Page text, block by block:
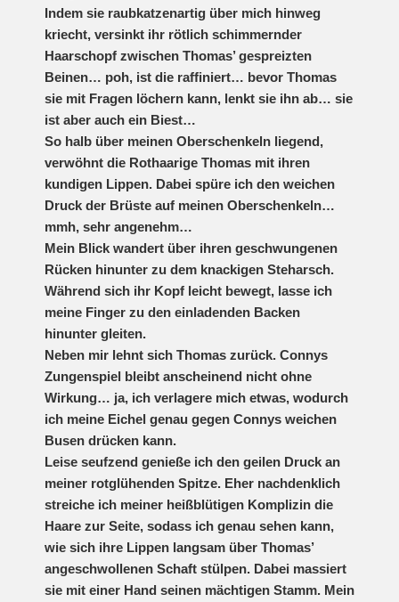
Indem sie raubkatzenartig über mich hinweg
kriecht, versinkt ihr rötlich schimmernder
Haarschopf zwischen Thomas’ gespreizten
Beinen… poh, ist die raffiniert… bevor Thomas
sie mit Fragen löchern kann, lenkt sie ihn ab… sie
ist aber auch ein Biest…
So halb über meinen Oberschenkeln liegend,
verwöhnt die Rothaarige Thomas mit ihren
kundigen Lippen. Dabei spüre ich den weichen
Druck der Brüste auf meinen Oberschenkeln…
mmh, sehr angenehm…
Mein Blick wandert über ihren geschwungenen
Rücken hinunter zu dem knackigen Steharsch.
Während sich ihr Kopf leicht bewegt, lasse ich
meine Finger zu den einladenden Backen
hinunter gleiten.
Neben mir lehnt sich Thomas zurück. Connys
Zungenspiel bleibt anscheinend nicht ohne
Wirkung… ja, ich verlagere mich etwas, wodurch
ich meine Eichel genau gegen Connys weichen
Busen drücken kann.
Leise seufzend genieße ich den geilen Druck an
meiner rotglühenden Spitze. Eher nachdenklich
streiche ich meiner heißblütigen Komplizin die
Haare zur Seite, sodass ich genau sehen kann,
wie sich ihre Lippen langsam über Thomas’
angeschwollenen Schaft stülpen. Dabei massiert
sie mit einer Hand seinen mächtigen Stamm. Mein